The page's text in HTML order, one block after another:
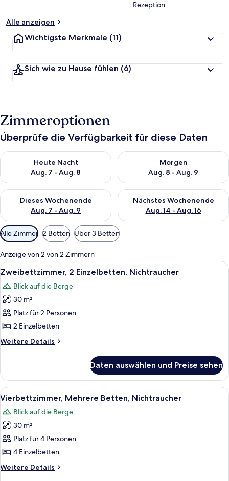
Rezeption
Alle anzeigen
Wichtigste Merkmale (11)
Sich wie zu Hause fühlen (6)
Zimmeroptionen
Überprüfe die Verfügbarkeit für diese Daten
Heute Nacht
Aug. 7 - Aug. 8
Überprüfe die Verfügbarkeit für heute Nacht, Aug. 7 - Aug. 8.
Morgen
Aug. 8 - Aug. 9
Überprüfe die Verfügbarkeit
Dieses Wochenende
Aug. 7 - Aug. 9
Überprüfe die Verfügbarkeit für dieses Wochenende, Aug. 7
Nächstes Wochenende
Aug. 14 - Aug. 16
Überprüfe die Verfügbarkeit
Verfügbare
Filter
für
Zimmer
Alle Zimmer 2 Betten Über 3 Betten
Anzeige von 2 von 2 Zimmern
Alle
Fotos
für
Zweibettzimmer,
2 Einzelbetten,
Nichtraucher
anzeigen
Ein Schlafzimmer mit
6
Zweibettzimmer, 2 Einzelbetten, Nichtraucher
Blick auf die Berge
30 m²
Platz für 2 Personen
2 Einzelbetten
Weitere Details
Weitere
2 Einzelbetten,
Nichtraucher
Daten auswählen und Preise sehen
Alle
Fotos
für
Vierbettzimmer,
Mehrere
Betten,
Nichtraucher
anzeigen
Ein Schlafzimmer mit Holzwänden,
7
Vierbettzimmer, Mehrere Betten, Nichtraucher
Blick auf die Berge
30 m²
Platz für 4 Personen
4 Einzelbetten
Weitere Details
Weitere